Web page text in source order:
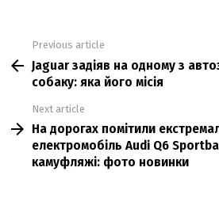
more
Previous article
Jaguar задіяв на одному з
собаку: яка його місія
Next article
На дорогах помітили
електромобіль Audi Q6
камуфляжі: фото новинки